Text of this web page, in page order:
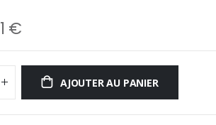
€
AJOUTER AU PANIER